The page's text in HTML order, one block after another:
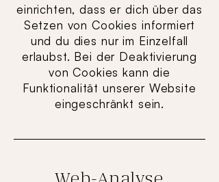
einrichten, dass er dich über das
Setzen von Cookies informiert
und du dies nur im Einzelfall
erlaubst. Bei der Deaktivierung
von Cookies kann die
Funktionalität unserer Website
eingeschränkt sein.